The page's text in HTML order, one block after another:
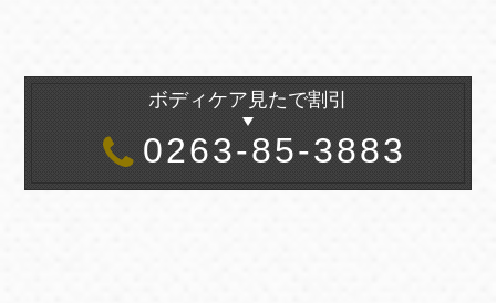
ボディケア見たで割引
0263-85-3883